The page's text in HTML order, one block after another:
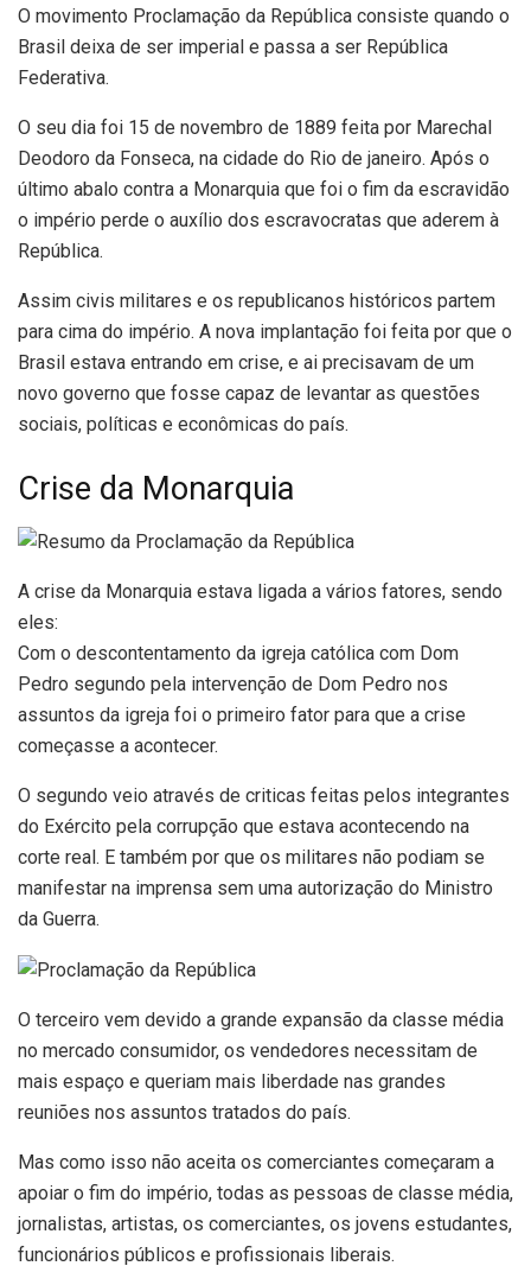
O movimento Proclamação da República consiste quando o
Brasil deixa de ser imperial e passa a ser República
Federativa.
O seu dia foi 15 de novembro de 1889 feita por Marechal
Deodoro da Fonseca, na cidade do Rio de janeiro. Após o
último abalo contra a Monarquia que foi o fim da escravidão
o império perde o auxílio dos escravocratas que aderem à
República.
Assim civis militares e os republicanos históricos partem
para cima do império. A nova implantação foi feita por que o
Brasil estava entrando em crise, e ai precisavam de um
novo governo que fosse capaz de levantar as questões
sociais, políticas e econômicas do país.
Crise da Monarquia
A crise da Monarquia estava ligada a vários fatores, sendo
eles:
Com o descontentamento da igreja católica com Dom
Pedro segundo pela intervenção de Dom Pedro nos
assuntos da igreja foi o primeiro fator para que a crise
começasse a acontecer.
O segundo veio através de criticas feitas pelos integrantes
do Exército pela corrupção que estava acontecendo na
corte real. E também por que os militares não podiam se
manifestar na imprensa sem uma autorização do Ministro
da Guerra.
O terceiro vem devido a grande expansão da classe média
no mercado consumidor, os vendedores necessitam de
mais espaço e queriam mais liberdade nas grandes
reuniões nos assuntos tratados do país.
Mas como isso não aceita os comerciantes começaram a
apoiar o fim do império, todas as pessoas de classe média,
jornalistas, artistas, os comerciantes, os jovens estudantes,
funcionários públicos e profissionais liberais.